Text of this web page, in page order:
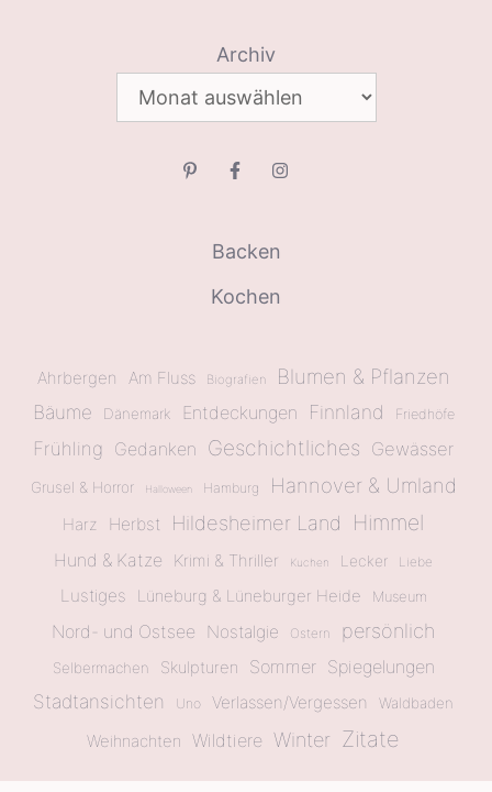
Archiv
Backen
Kochen
Ahrbergen Am Fluss Biografien Blumen & Pflanzen
Bäume Dänemark Entdeckungen Finnland Friedhöfe
Frühling Gedanken Geschichtliches Gewässer
Grusel & Horror Halloween Hamburg Hannover & Umland
Harz Herbst Hildesheimer Land Himmel
Hund & Katze Krimi & Thriller Kuchen Lecker Liebe
Lustiges Lüneburg & Lüneburger Heide Museum
Nord- und Ostsee Nostalgie Ostern persönlich
Selbermachen Skulpturen Sommer Spiegelungen
Stadtansichten Uno Verlassen/Vergessen Waldbaden
Weihnachten Wildtiere Winter Zitate